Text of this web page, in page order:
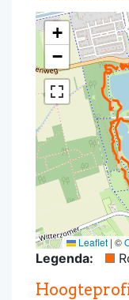
+
−
Leaflet | ©
Legenda: